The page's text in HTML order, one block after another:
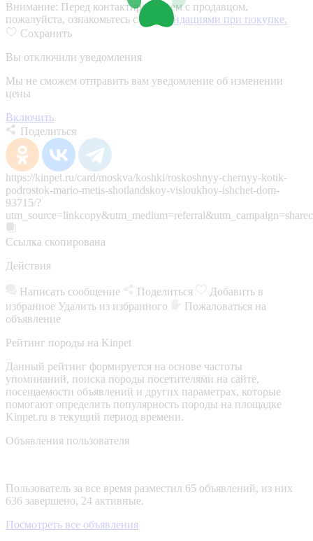
Внимание: Перед контактированием с продавцом,
пожалуйста, ознакомьтесь с рекомендациями при покупке.
Сохранить
Вы отключили уведомления
Мы не сможем отправить вам уведомление об изменении
цены
Включить
Поделиться
https://kinpet.ru/card/moskva/koshki/roskoshnyy-chernyy-kotik-
podrostok-mario-metis-shotlandskoy-visloukhoy-ishchet-dom-
93715/?
Ссылка скопирована
Действия
Написать сообщение Поделиться
Добавить в
избранное Удалить из избранного
Пожаловаться на
объявление
Рейтинг породы на Kinpet
Данный рейтинг формируется на основе частоты
упоминаний, поиска породы посетителями на сайте,
посещаемости объявлений и других параметрах, которые
помогают определить популярность породы на площадке
Kinpet.ru в текущий период времени.
Объявления пользователя
Пользователь за все время разместил 65 объявлений, из них
636 завершено, 24 активные.
Посмотреть все объявления